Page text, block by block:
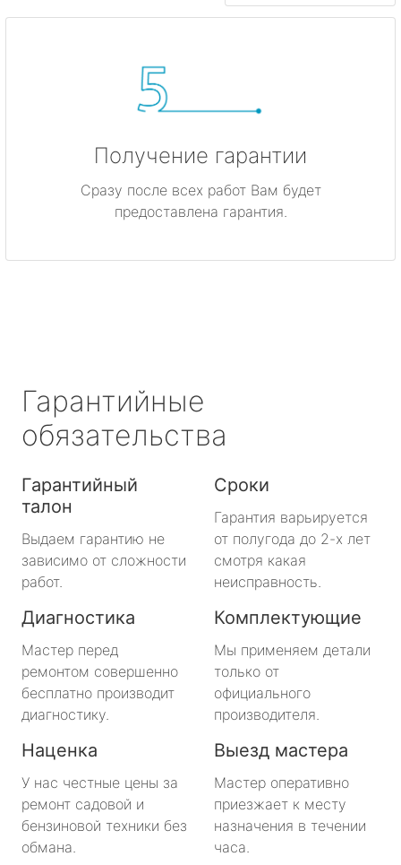
Получение гарантии
Сразу после всех работ Вам будет
предоставлена гарантия.
Гарантийные
обязательства
Гарантийный
талон
Выдаем гарантию не
зависимо от сложности
работ.
Сроки
Гарантия варьируется
от полугода до 2-х лет
смотря какая
неисправность.
Диагностика
Мастер перед
ремонтом совершенно
бесплатно производит
диагностику.
Комплектующие
Мы применяем детали
только от
официального
производителя.
Наценка
У нас честные цены за
ремонт садовой и
бензиновой техники без
обмана.
Выезд мастера
Мастер оперативно
приезжает к месту
назначения в течении
часа.